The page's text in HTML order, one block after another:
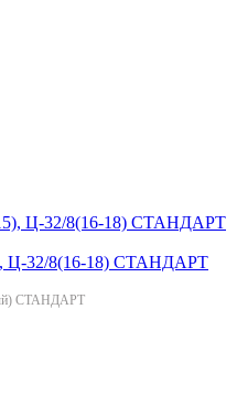
Ц-32/8(16-18) СТАНДАРТ
СТАНДАРТ